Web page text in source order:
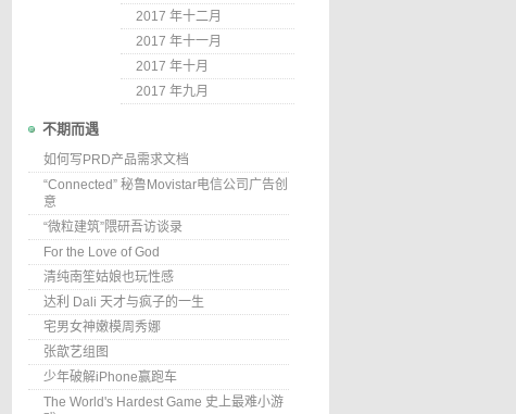
2017 年十二月
2017 年十一月
2017 年十月
2017 年九月
不期而遇
如何写PRD产品需求文档
“Connected” 秘鲁Movistar电信公司广告创
意
“微粒建筑”隈研吾访谈录
For the Love of God
清纯南笙姑娘也玩性感
达利 Dali 天才与疯子的一生
宅男女神嫩模周秀娜
张歆艺组图
少年破解iPhone赢跑车
The World's Hardest Game 史上最难小游